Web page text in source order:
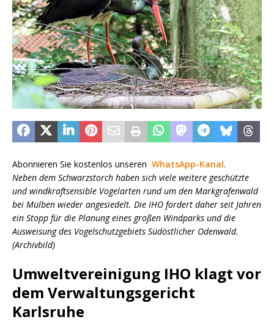
Abonnieren Sie kostenlos unseren WhatsApp-Kanal.
Neben dem Schwarzstorch haben sich viele weitere geschützte
und windkraftsensible Vogelarten rund um den Markgrafenwald
bei Mülben wieder angesiedelt. Die IHO fordert daher seit Jahren
ein Stopp für die Planung eines großen Windparks und die
Ausweisung des Vogelschutzgebiets Südöstlicher Odenwald.
(Archivbild)
Umweltvereinigung IHO klagt vor
dem Verwaltungsgericht
Karlsruhe